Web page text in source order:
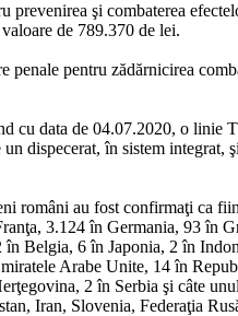
prevenirea şi combaterea
de 789.370 de lei.
pentru zădărnicirea
cu data de 04.07.2020, o
dispecerat, în sistem integrat,
români au fost confirmaţi ca
3.124 în Germania, 93 în
Belgia, 6 în Japonia, 2 în
Arabe Unite, 14 în
2 în Serbia şi câte
Iran, Slovenia, Federaţia